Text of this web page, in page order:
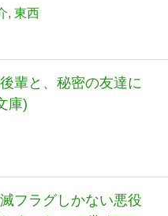
東西
輩と、秘密の友達に
庫)
フラグしかない悪役